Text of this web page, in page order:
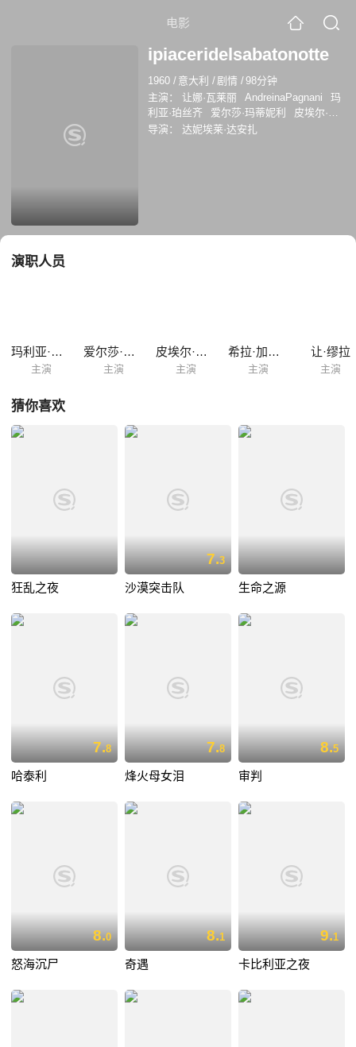
电影
ipiaceridelsabatonotte
1960 / 意大利 /剧情 /98分钟
主演：
让娜·瓦莱丽 AndreinaPagnani
玛
利亚·珀丝齐
爱尔莎·玛蒂妮利
皮埃尔·布
莱斯
希拉·加贝尔 让·缪拉
导演： 达妮埃莱·达安扎
演职人员
玛利亚·珀丝齐
主演
爱尔莎·玛蒂妮利
主演
皮埃尔·布莱斯
主演
希拉·加贝尔
主演
让·缪拉
主演
猜你喜欢
狂乱之夜
7.3
沙漠突击队 生命之源
7.8
哈泰利
7.8
烽火母女泪
8.5
审判
8.0
怒海沉尸
8.1
奇遇
9.1
卡比利亚之夜